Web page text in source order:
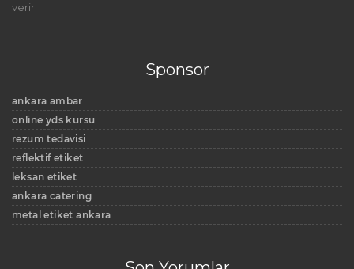
verir.
Sponsor
ankara ambar
online yds kursu
rezum tedavisi
reflektif etiket
leksan etiket
ankara catering
metal etiket ankara